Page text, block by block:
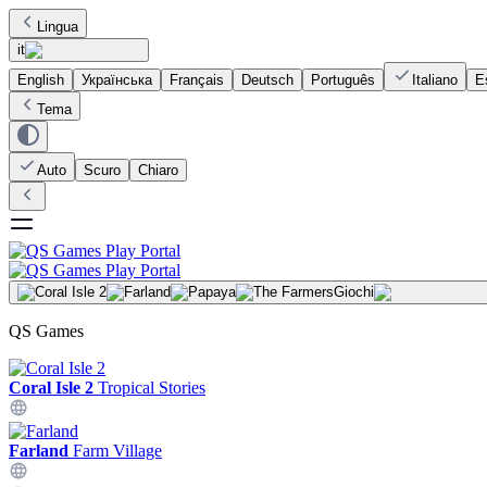
Lingua
it
English
Українська Français Deutsch Português Italiano
Tema
Auto Scuro Chiaro
Giochi
QS Games
Coral Isle 2 Tropical Stories
Farland Farm Village